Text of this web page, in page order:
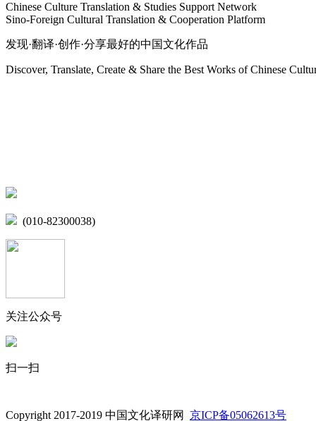
Chinese Culture Translation & Studies Support Network
Sino-Foreign Cultural Translation & Cooperation Platform
发现·翻译·创作·分享最好的中国文化作品
Discover, Translate, Create & Share the Best Works of Chinese
(010-82300038)
关注公众号
扫一扫
Copyright 2017-2019 中国文化译研网 京ICP备05062613号